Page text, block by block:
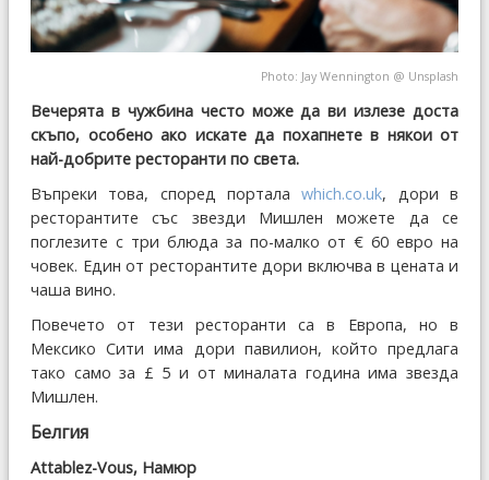
Photo: Jay Wennington @ Unsplash
Вечерята в чужбина често може да ви излезе доста
скъпо, особено ако искате да похапнете в някои от
най-добрите ресторанти по света.
Въпреки това, според порталаwhich.co.uk, дори в
ресторантите със звезди Мишлен можете да се
поглезите с три блюда за по-малко от € 60 евро на
човек. Един от ресторантите дори включва в цената и
чаша вино.
Повечето от тези ресторанти са в Европа, но в
Мексико Сити има дори павилион, който предлага
тако само за £ 5 и от миналата година има звезда
Мишлен.
Белгия
Attablez-Vous, Намюр